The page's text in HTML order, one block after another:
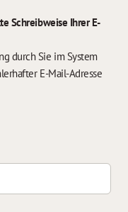
Schreibweise Ihrer E-
durch Sie im System
E-Mail-Adresse